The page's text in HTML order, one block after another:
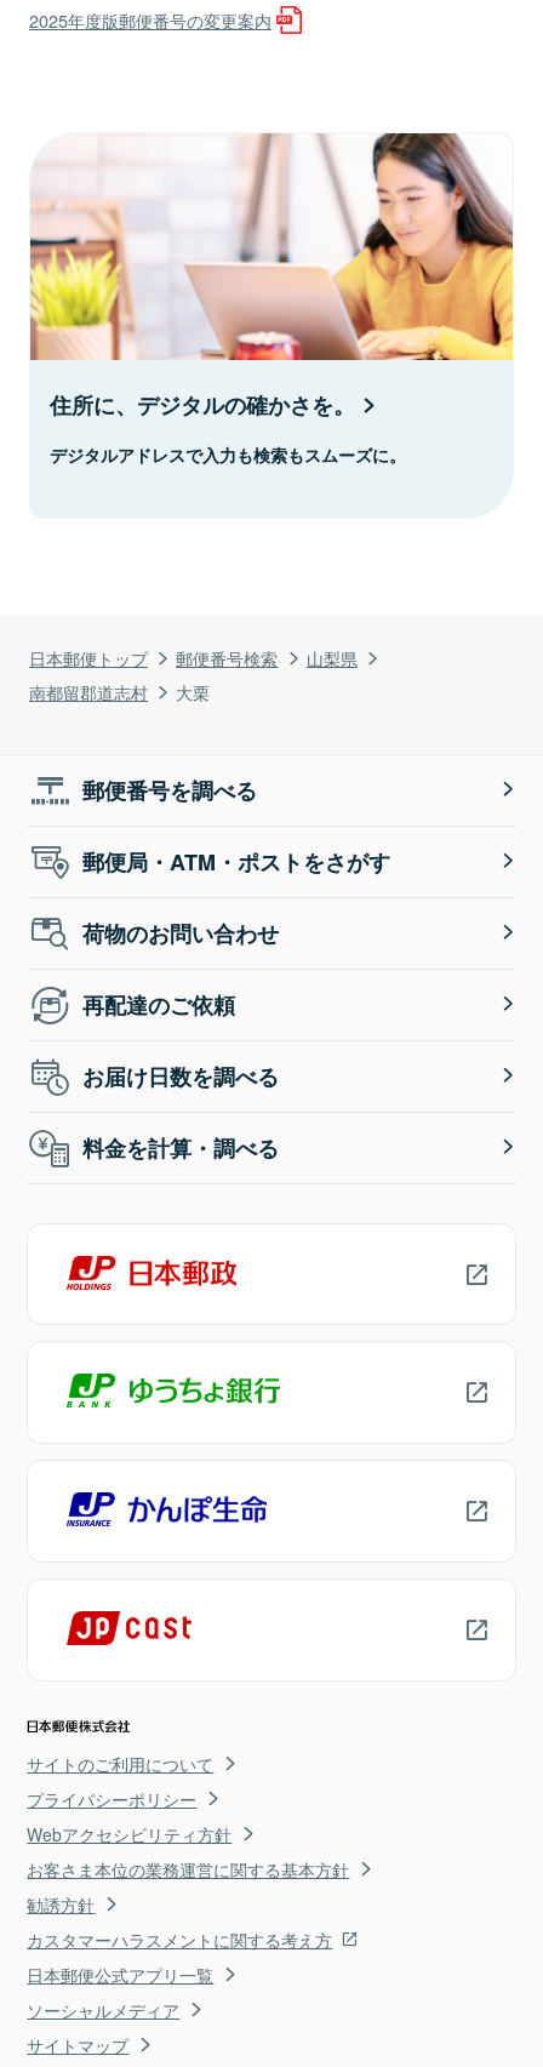
日本郵便トップ 郵便番号検索
山梨県
南都留郡道志村
大栗
2025年度版郵便番号の変更案内
住所に、デジタルの確かさを。
デジタルアドレスで入力も検索もスムーズに。
郵便番号を調べる
郵便局・ATM・ポストをさがす
荷物のお問い合わせ
再配達のご依頼
お届け日数を調べる
料金を計算・調べる
サイトのご利用について
プライバシーポリシー
Webアクセシビリティ方針
お客さま本位の業務運営に関する基本方針
勧誘方針
カスタマーハラスメントに関する考え方
日本郵便公式アプリ一覧
ソーシャルメディア
サイトマップ